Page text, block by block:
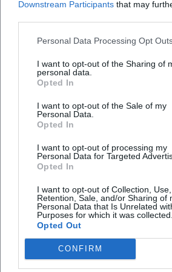
Downstream Participants that may
Personal Data Processing Opt
I want to opt-out of the Sharing of
personal data.
Opted In
I want to opt-out of the Sale of my
Personal Data.
Opted In
I want to opt-out of processing my
Personal Data for Targeted
Opted In
I want to opt-out of Collection, Use,
Retention, Sale, and/or Sharing of
Personal Data that Is Unrelated
Purposes for which it was collected.
Opted Out
CONFIRM
Map unavailable
Wann startet die Preview
Wie lang dauert der Film